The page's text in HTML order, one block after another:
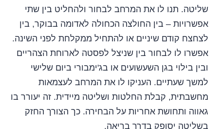
שליטה. תנו לו את המרחב לבחור ולהחליט בין שתי
אפשרויות – בין החולצה הכחולה לאדומה בבוקר, בין
לצחצח קודם שיניים או להתחיל ממקלחת לפני השינה.
אפשרו לו לבחור בין שניצל לפסטה לארוחת הצהריים
ובין בילוי בגן השעשועים או בג'ימבורי ביום שלישי
למשך שעתיים. העניקו לו את המרחב לעצמאות
מחשבתית, קבלת החלטות ושליטה מיידית. זה יעורר בו
גאווה ותחושת אחריות על הבחירה. כך הצורך החזק
בשליטה יסופק בדרך בריאה.